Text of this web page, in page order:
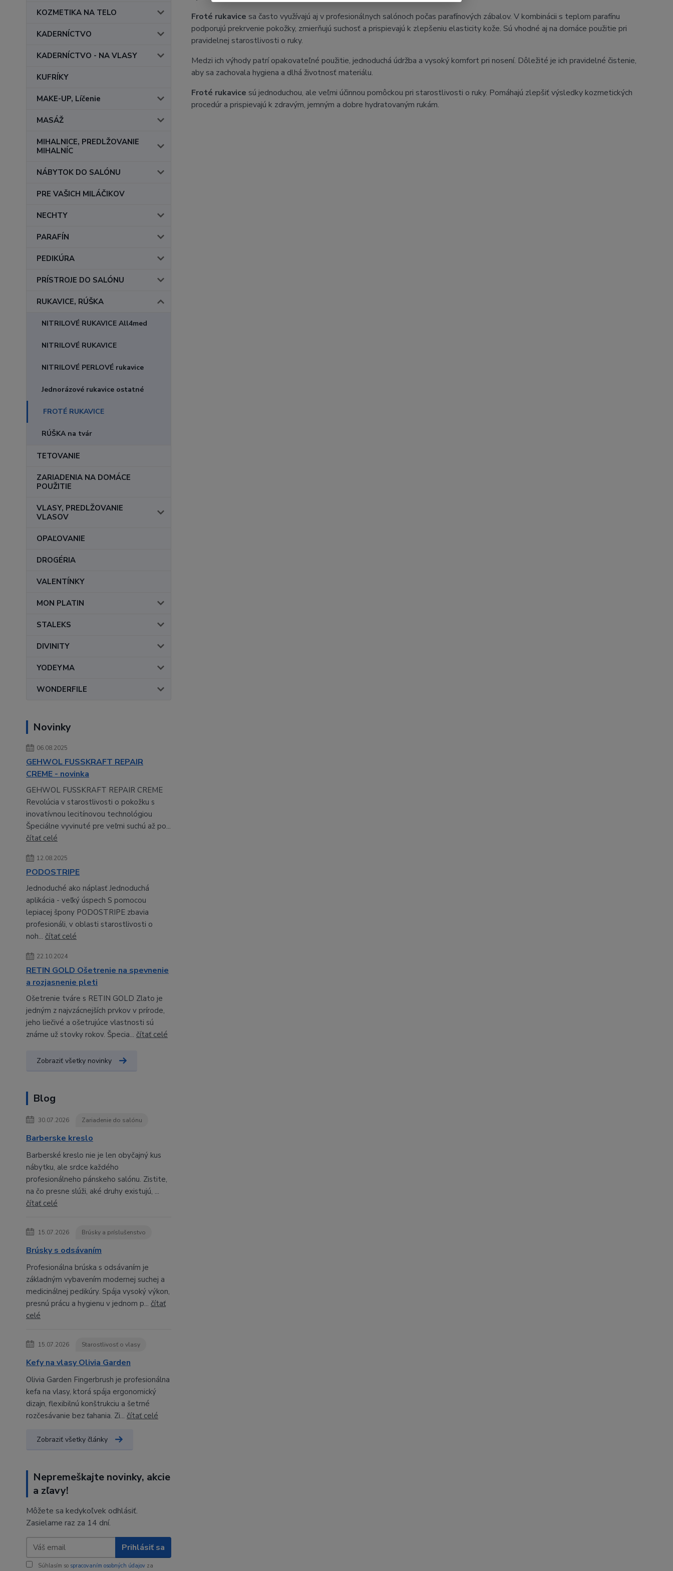
KOZMETIKA NA TELO
KADERNÍCTVO
KADERNÍCTVO - NA VLASY
KUFRÍKY
MAKE-UP, Líčenie
MASÁŽ
MIHALNICE, PREDLŽOVANIE
MIHALNÍC
NÁBYTOK DO SALÓNU
PRE VAŠICH MILÁČIKOV
NECHTY
PARAFÍN
PEDIKÚRA
PRÍSTROJE DO SALÓNU
RUKAVICE, RÚŠKA
NITRILOVÉ RUKAVICE All4med
NITRILOVÉ RUKAVICE
NITRILOVÉ PERLOVÉ rukavice
Jednorázové rukavice ostatné
FROTÉ RUKAVICE
RÚŠKA na tvár
TETOVANIE
ZARIADENIA NA DOMÁCE
POUŽITIE
VLASY, PREDLŽOVANIE
VLASOV
OPAĽOVANIE
DROGÉRIA
VALENTÍNKY
MON PLATIN
STALEKS
DIVINITY
YODEYMA
WONDERFILE
Novinky
06.08.2025
GEHWOL FUSSKRAFT REPAIR
CREME - novinka
GEHWOL FUSSKRAFT REPAIR CREME
Revolúcia v starostlivosti o pokožku s
inovatívnou lecitínovou technológiou
Špeciálne vyvinuté pre veľmi suchú až po...
čítať celé
12.08.2025
PODOSTRIPE
Jednoduché ako náplasť Jednoduchá
aplikácia - veľký úspech S pomocou
lepiacej špony PODOSTRIPE zbavia
profesionáli, v oblasti starostlivosti o
noh... čítať celé
22.10.2024
RETIN GOLD Ošetrenie na spevnenie
a rozjasnenie pleti
Ošetrenie tváre s RETIN GOLD Zlato je
jedným z najvzácnejších prvkov v prírode,
jeho liečivé a ošetrujúce vlastnosti sú
známe už stovky rokov. Špecia... čítať celé
Zobraziť všetky novinky
Blog
30.07.2026 Zariadenie do salónu
Barberske kreslo
Barberské kreslo nie je len obyčajný kus
nábytku, ale srdce každého
profesionálneho pánskeho salónu. Zistite,
na čo presne slúži, aké druhy existujú, ...
čítať celé
15.07.2026 Brúsky a príslušenstvo
Brúsky s odsávaním
Profesionálna brúska s odsávaním je
základným vybavením modernej suchej a
medicinálnej pedikúry. Spája vysoký výkon,
presnú prácu a hygienu v jednom p... čítať
celé
15.07.2026 Starostlivosť o vlasy
Kefy na vlasy Olivia Garden
Olivia Garden Fingerbrush je profesionálna
kefa na vlasy, ktorá spája ergonomický
dizajn, flexibilnú konštrukciu a šetrné
rozčesávanie bez ťahania. Zi... čítať celé
Zobraziť všetky články
Nepremeškajte novinky, akcie
a zľavy!
Môžete sa kedykoľvek odhlásiť.
Zasielame raz za 14 dní.
Prihlásiť sa
Súhlasím so spracovaním osobných údajov za
Froté rukavice sa často využívajú aj v profesionálnych salónoch počas parafínových zábalov. V kombinácii s teplom parafínu
podporujú prekrvenie pokožky, zmierňujú suchosť a prispievajú k zlepšeniu elasticity kože. Sú vhodné aj na domáce použitie pri
pravidelnej starostlivosti o ruky.
Medzi ich výhody patrí opakovateľné použitie, jednoduchá údržba a vysoký komfort pri nosení. Dôležité je ich pravidelné čistenie,
aby sa zachovala hygiena a dlhá životnosť materiálu.
Froté rukavice sú jednoduchou, ale veľmi účinnou pomôckou pri starostlivosti o ruky. Pomáhajú zlepšiť výsledky kozmetických
procedúr a prispievajú k zdravým, jemným a dobre hydratovaným rukám.